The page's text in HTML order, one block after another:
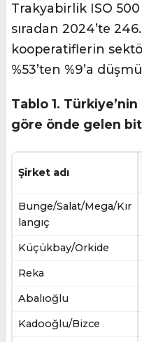
Trakyabirlik ISO
sıradan 2024’te
kooperatiflerin
%53’ten %9’a
Tablo 1.
göre önde gelen
Şirket adı
Bunge/Salat/Mega/Kır
langıç
Küçükbay/Orkide
Reka
Abalıoğlu
Kadooğlu/Bizce